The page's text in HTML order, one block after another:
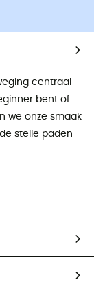
centraal
bent of
we onze smaak
steile paden